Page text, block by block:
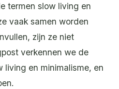
termen slow living en
vaak samen worden
zijn ze niet
verkennen we de
living en minimalisme, en